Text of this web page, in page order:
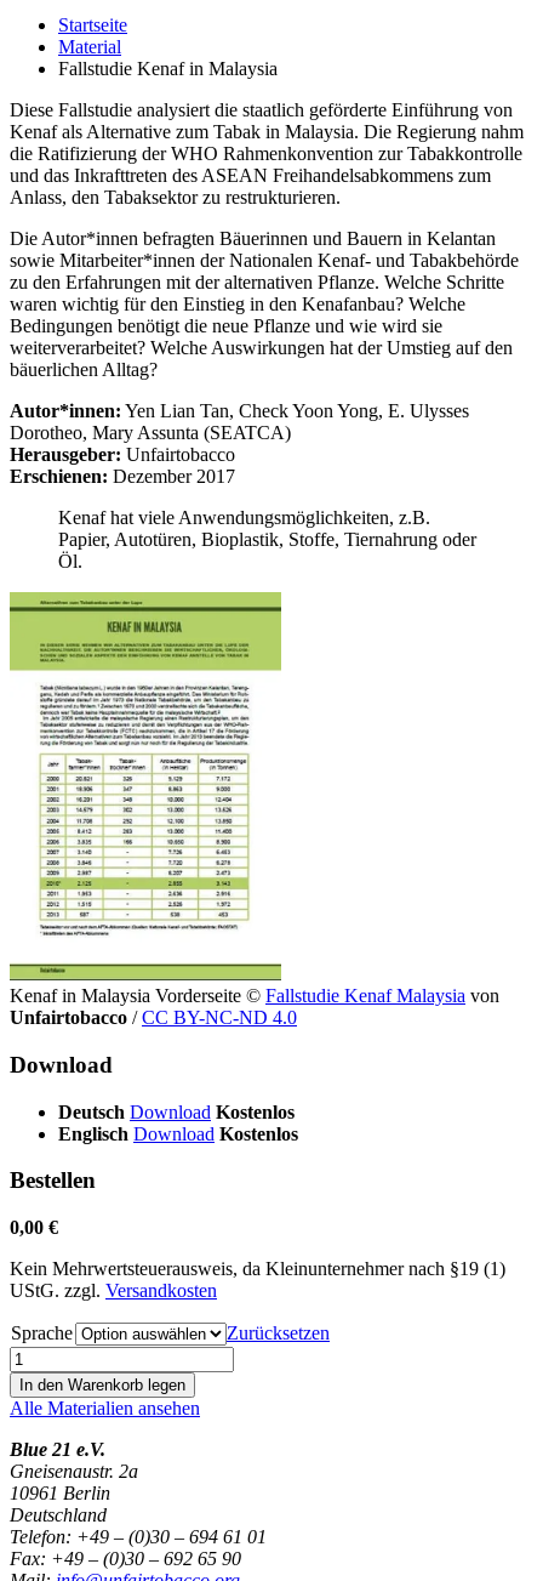
Startseite
Material
Fallstudie Kenaf in Malaysia
Diese Fallstudie analysiert die staatlich geförderte Einführung von
Kenaf als Alternative zum Tabak in Malaysia. Die Regierung nahm
die Ratifizierung der WHO Rahmenkonvention zur Tabakkontrolle
und das Inkrafttreten des ASEAN Freihandelsabkommens zum
Anlass, den Tabaksektor zu restrukturieren.
Die Autor*innen befragten Bäuerinnen und Bauern in Kelantan
sowie Mitarbeiter*innen der Nationalen Kenaf- und Tabakbehörde
zu den Erfahrungen mit der alternativen Pflanze. Welche Schritte
waren wichtig für den Einstieg in den Kenafanbau? Welche
Bedingungen benötigt die neue Pflanze und wie wird sie
weiterverarbeitet? Welche Auswirkungen hat der Umstieg auf den
bäuerlichen Alltag?
Autor*innen: Yen Lian Tan, Check Yoon Yong, E. Ulysses
Dorotheo, Mary Assunta (SEATCA)
Herausgeber: Unfairtobacco
Erschienen: Dezember 2017
Kenaf hat viele Anwendungsmöglichkeiten, z.B.
Papier, Autotüren, Bioplastik, Stoffe, Tiernahrung oder
Öl.
Kenaf in Malaysia Vorderseite © Fallstudie Kenaf Malaysia von
Unfairtobacco /CC BY-NC-ND 4.0
Download
Deutsch Download Kostenlos
Englisch Download Kostenlos
Bestellen
0,00 €
Kein Mehrwertsteuerausweis, da Kleinunternehmer nach §19 (1)
UStG. zzgl. Versandkosten
Sprache
Zurücksetzen
Fallstudie
Kenaf
in
Malaysia
Menge
In den Warenkorb legen
Alle Materialien ansehen
Blue 21 e.V.
Gneisenaustr. 2a
10961 Berlin
Deutschland
Telefon: +49 – (0)30 – 694 61 01
Fax: +49 – (0)30 – 692 65 90